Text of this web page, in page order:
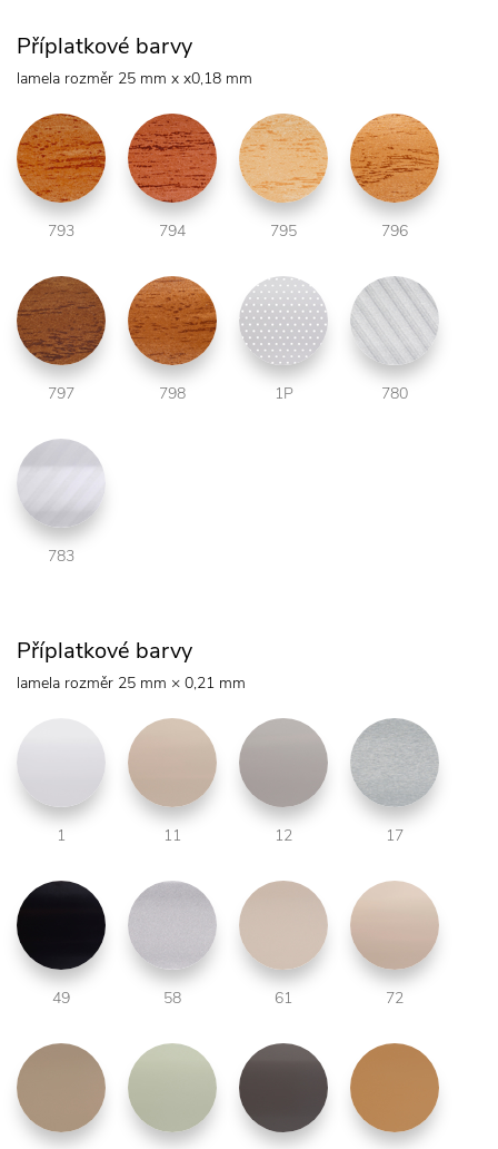
Příplatkové barvy
lamela rozměr 25 mm x x0,18 mm
793 794 795 796
797 798 1P 780
783
Příplatkové barvy
lamela rozměr 25 mm × 0,21 mm
1 11 12 17
49 58 61 72